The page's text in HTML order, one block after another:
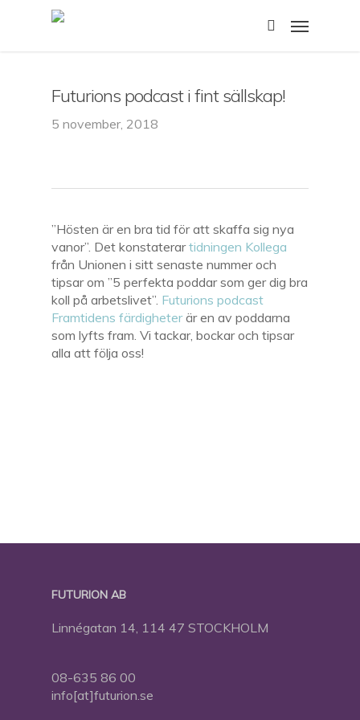
search
Menu
Futurions podcast i fint sällskap!
5 november, 2018
”Hösten är en bra tid för att skaffa sig nya
vanor”. Det konstaterartidningen Kollega
från Unionen i sitt senaste nummer och
tipsar om ”5 perfekta poddar som ger dig bra
koll på arbetslivet”. Futurions podcast
Framtidens färdigheterär en av poddarna
som lyfts fram. Vi tackar, bockar och tipsar
alla att följa oss!
FUTURION AB
Linnégatan 14, 114 47 STOCKHOLM
08-635 86 00
info[at]futurion.se